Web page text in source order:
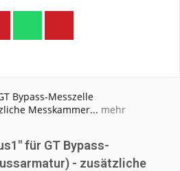
Bypass-Messzelle
Messkammer... mehr
für GT Bypass-
- zusätzliche